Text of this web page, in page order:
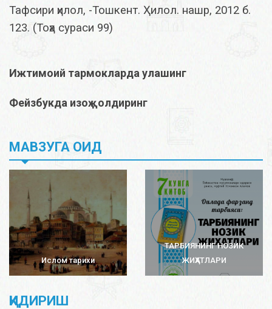
Тафсири ҳилол, -Тошкент. Ҳилол. нашр, 2012 б.
123. (Тоҳа сураси 99)
Ижтимоий тармокларда улашинг
Фейзбукда изоҳ қолдиринг
МАВЗУГА ОИД
Ислом тарихи
ТАРБИЯНИНГ НОЗИК
ЖИҲАТЛАРИ
ҚИДИРИШ